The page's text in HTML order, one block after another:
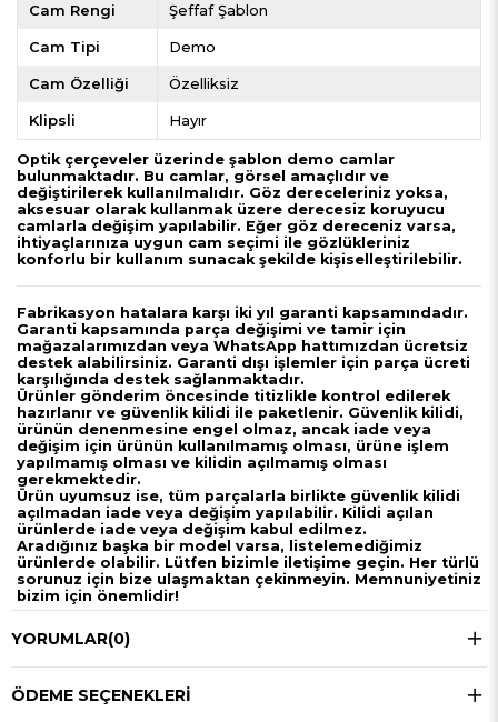
Cam Rengi Şeffaf Şablon
Cam Tipi Demo
Cam Özelliği Özelliksiz
Klipsli Hayır
Optik çerçeveler üzerinde şablon demo camlar
bulunmaktadır. Bu camlar, görsel amaçlıdır ve
değiştirilerek kullanılmalıdır. Göz dereceleriniz yoksa,
aksesuar olarak kullanmak üzere derecesiz koruyucu
camlarla değişim yapılabilir. Eğer göz dereceniz varsa,
ihtiyaçlarınıza uygun cam seçimi ile gözlükleriniz
konforlu bir kullanım sunacak şekilde kişiselleştirilebilir.
Fabrikasyon hatalara karşı iki yıl garanti kapsamındadır.
Garanti kapsamında parça değişimi ve tamir için
mağazalarımızdan veya WhatsApp hattımızdan ücretsiz
destek alabilirsiniz. Garanti dışı işlemler için parça ücreti
karşılığında destek sağlanmaktadır.
Ürünler gönderim öncesinde titizlikle kontrol edilerek
hazırlanır ve güvenlik kilidi ile paketlenir. Güvenlik kilidi,
ürünün denenmesine engel olmaz, ancak iade veya
değişim için ürünün kullanılmamış olması, ürüne işlem
yapılmamış olması ve kilidin açılmamış olması
gerekmektedir.
Ürün uyumsuz ise, tüm parçalarla birlikte güvenlik kilidi
açılmadan iade veya değişim yapılabilir. Kilidi açılan
ürünlerde iade veya değişim kabul edilmez.
Aradığınız başka bir model varsa, listelemediğimiz
ürünlerde olabilir. Lütfen bizimle iletişime geçin. Her türlü
sorunuz için bize ulaşmaktan çekinmeyin. Memnuniyetiniz
bizim için önemlidir!
YORUMLAR(0)
ÖDEME SEÇENEKLERI